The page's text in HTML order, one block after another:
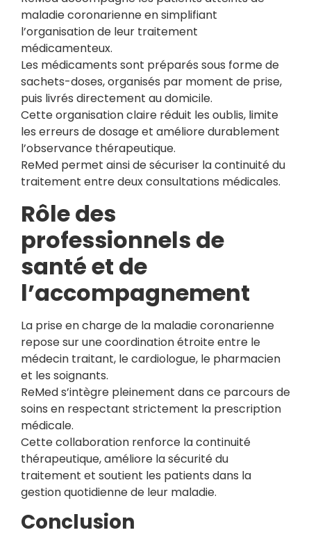
maladie coronarienne en simplifiant
l’organisation de leur traitement
médicamenteux.
Les médicaments sont préparés sous forme de
sachets-doses, organisés par moment de prise,
puis livrés directement au domicile.
Cette organisation claire réduit les oublis, limite
les erreurs de dosage et améliore durablement
l’observance thérapeutique.
ReMed permet ainsi de sécuriser la continuité du
traitement entre deux consultations médicales.
Rôle des
professionnels de
santé et de
l’accompagnement
La prise en charge de la maladie coronarienne
repose sur une coordination étroite entre le
médecin traitant, le cardiologue, le pharmacien
et les soignants.
ReMed s’intègre pleinement dans ce parcours de
soins en respectant strictement la prescription
médicale.
Cette collaboration renforce la continuité
thérapeutique, améliore la sécurité du
traitement et soutient les patients dans la
gestion quotidienne de leur maladie.
Conclusion